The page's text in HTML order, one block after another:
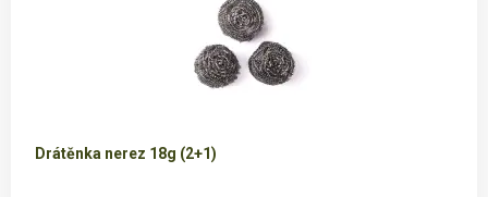
Drátěnka nerez 18g (2+1)